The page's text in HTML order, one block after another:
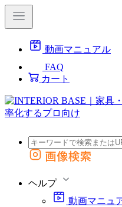
動画マニュアル
FAQ
カート
外部サイトの商品をカートに
画像検索
ヘルプ
動画マニュ